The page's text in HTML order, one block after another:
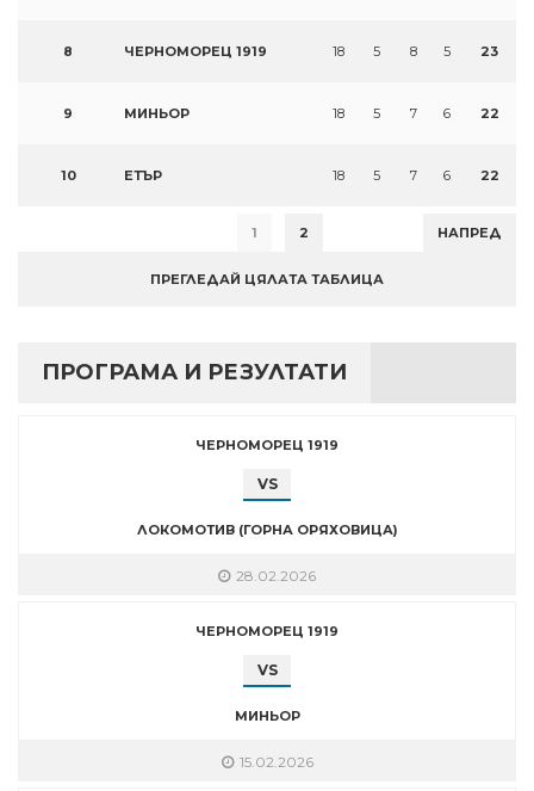
8 ЧЕРНОМОРЕЦ 1919 18 5 8 5 23
9 МИНЬОР 18 5 7 6 22
10 ЕТЪР 18 5 7 6 22
1 2 НАПРЕД
ПРЕГЛЕДАЙ ЦЯЛАТА ТАБЛИЦА
ПРОГРАМА И РЕЗУЛТАТИ
ЧЕРНОМОРЕЦ 1919
VS
ЛОКОМОТИВ (ГОРНА ОРЯХОВИЦА)
28.02.2026
ЧЕРНОМОРЕЦ 1919
VS
МИНЬОР
15.02.2026